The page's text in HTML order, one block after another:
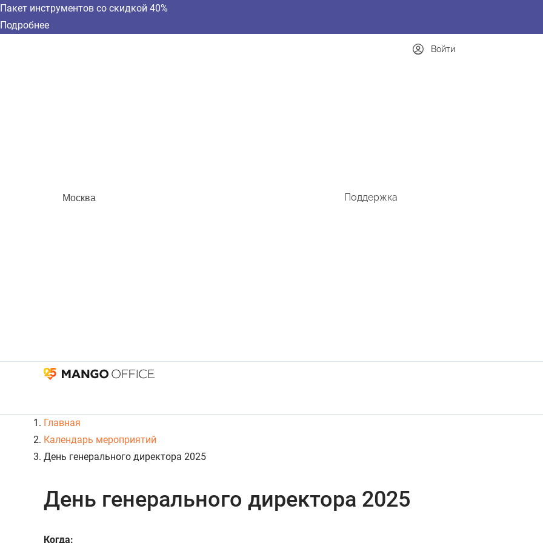
Пакет инструментов со скидкой 40%
Подробнее
Москва Поддержка
Войти
Главная
Календарь мероприятий
День генерального директора 2025
День генерального директора 2025
Когда: